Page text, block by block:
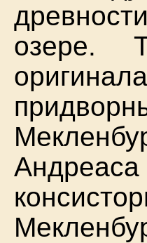
озере.